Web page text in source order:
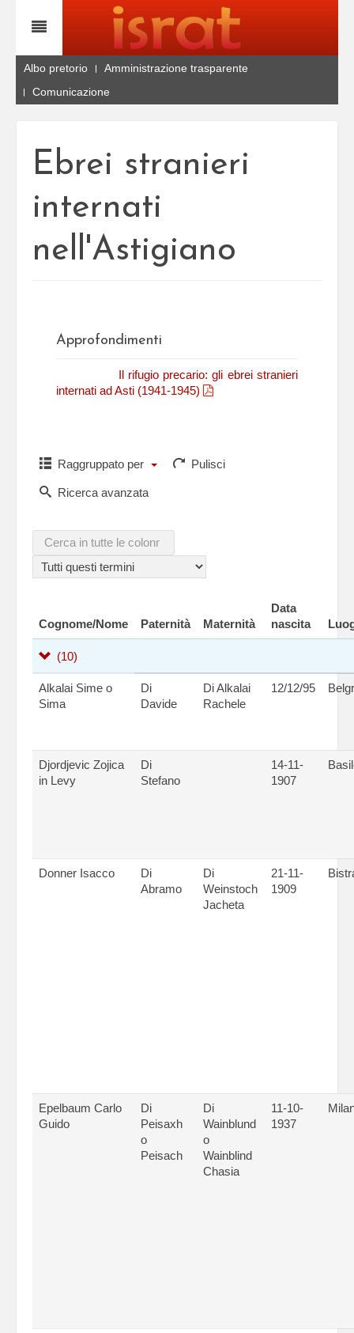
Albo pretorio
Amministrazione trasparente
Comunicazione
Ebrei stranieri
internati
nell'Astigiano
Approfondimenti
Il rifugio precario: gli ebrei stranieri
internati ad Asti (1941-1945)
Raggruppato per Pulisci
Ricerca avanzata
Cognome/Nome Paternità Maternità
Data
nascita
(10)
Alkalai Sime o
Sima
Di
Davide
Di Alkalai
Rachele
12/12/95
Djordjevic Zojica
in Levy
Di
Stefano
14-11-
1907
Donner Isacco
Di
Abramo
Di
Weinstoch
Jacheta
21-11-
1909
Epelbaum Carlo
Guido
Di
Peisaxh
o
Peisach
Di
Wainblund
o
Wainblind
Chasia
11-10-
1937